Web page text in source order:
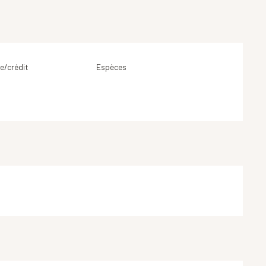
crédit Espèces